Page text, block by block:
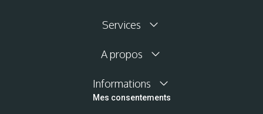
Services
A propos
Informations
Mes consentements